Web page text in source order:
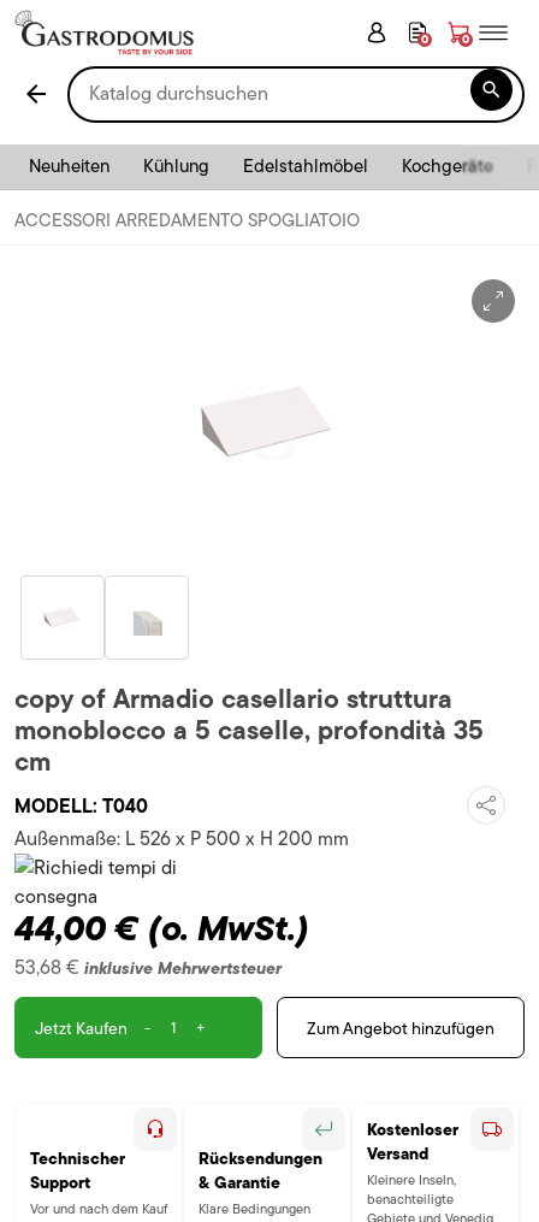
0 0
arrow_back 
Neuheiten Kühlung Edelstahlmöbel Kochgeräte
ACCESSORI ARREDAMENTO SPOGLIATOIO
copy of Armadio casellario struttura
monoblocco a 5 caselle, profondità 35
cm
MODELL: T040
Außenmaße: L 526 x P 500 x H 200 mm
44,00 € (o. MwSt.)
53,68 € inklusive Mehrwertsteuer
Jetzt Kaufen - + Zum Angebot hinzufügen
Technischer
Support
Vor und nach dem Kauf
Rücksendungen
& Garantie
Klare Bedingungen
Kostenloser
Versand
Kleinere Inseln,
benachteiligte
Gebiete und Venedig